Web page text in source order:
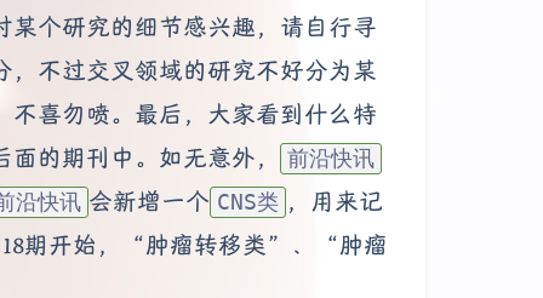
某个研究的细节感兴趣，请自行寻
不过交叉领域的研究不好分为某
不喜勿喷。最后，大家看到什么特
的期刊中。如无意外，
前沿快讯
沿快讯 会新增一个 CNS类 ，用来记
18期开始，“肿瘤转移类”、“肿瘤